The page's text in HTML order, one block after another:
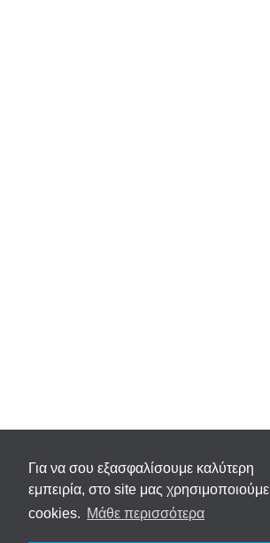
Για να σου εξασφαλίσουμε καλύτερη
εμπειρία, στο site μας χρησιμοποιούμε
cookies. Μάθε περισσότερα